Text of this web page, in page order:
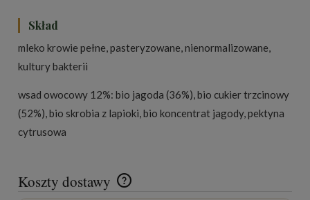
Skład
mleko krowie pełne, pasteryzowane, nienormalizowane,
kultury bakterii
wsad owocowy 12%: bio jagoda (36%), bio cukier trzcinowy
(52%), bio skrobia z lapioki, bio koncentrat jagody, pektyna
cytrusowa
Koszty dostawy